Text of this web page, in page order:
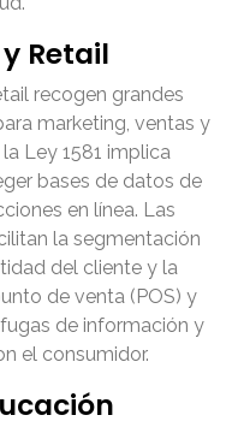
Retail
recogen grandes
marketing, ventas y
Ley 1581 implica
bases de datos de
en línea. Las
la segmentación
del cliente y la
de venta (POS) y
de información y
el consumidor.